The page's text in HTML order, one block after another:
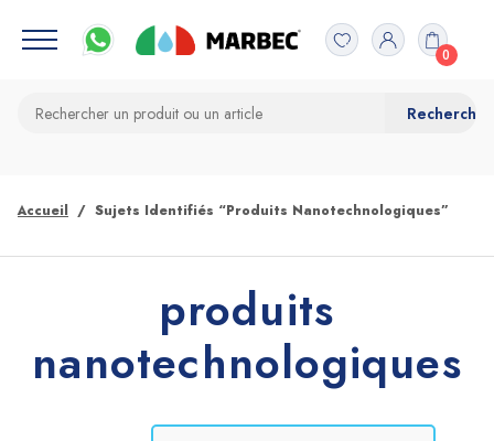
0
Accueil Sujets Identifiés “produits Nanotechnologiques”
produits
nanotechnologiques